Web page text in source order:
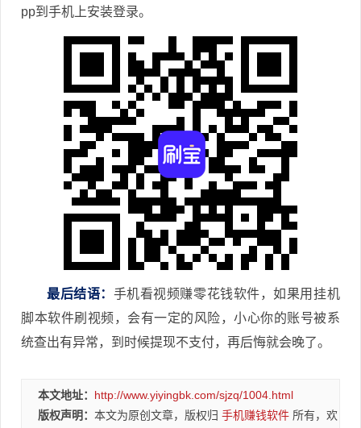
pp到手机上安装登录。
最后结语： 手机看视频赚零花钱软件，如果用挂机
脚本软件刷视频，会有一定的风险，小心你的账号被系
统查出有异常，到时候提现不支付，再后悔就会晚了。
本文地址： http://www.yiyingbk.com/sjzq/1004.html
版权声明： 本文为原创文章，版权归 手机赚钱软件 所有，欢